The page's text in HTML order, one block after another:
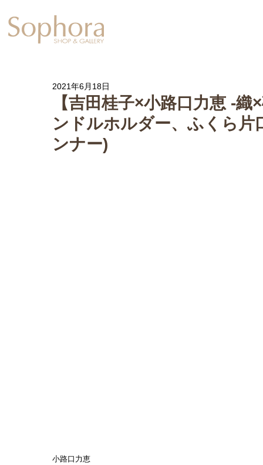
【吉田桂子×小路口力恵 -
ンドルホルダー、ふくら
ンナー)
2021年6月18日
小路口力恵